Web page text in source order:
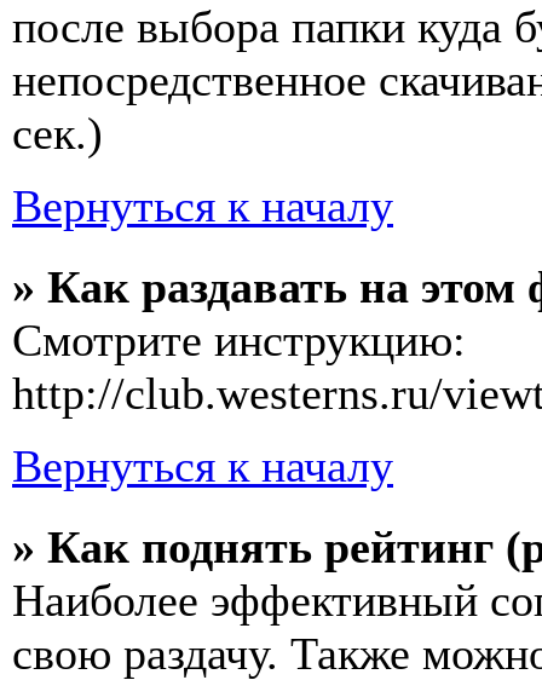
после выбора папки куда
непосредственное
сек.)
Вернуться к началу
» Как раздавать на этом
Смотрите инструкцию:
http://club.westerns.ru/
Вернуться к началу
» Как поднять рейтинг
Наиболее эффективный
свою раздачу. Также